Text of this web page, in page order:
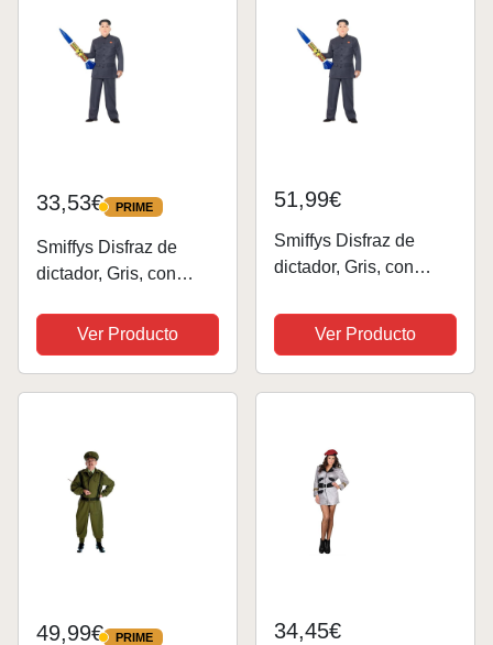
33,53€ PRIME
PRIME
Smiffys Disfraz de
dictador, Gris, con
Ver Producto
51,99€
Smiffys Disfraz de
dictador, Gris, con
Ver Producto
49,99€ PRIME
PRIME 34,45€